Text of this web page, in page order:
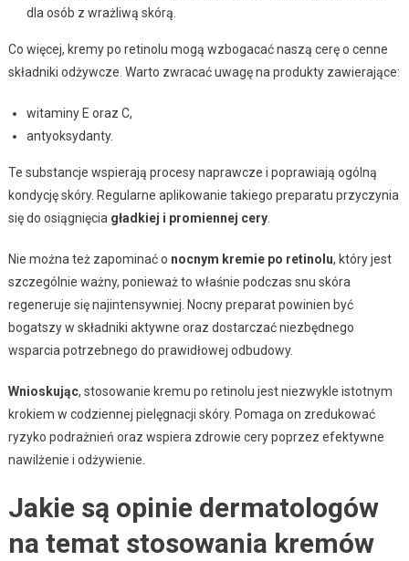
dla osób z wrażliwą skórą.
Co więcej, kremy po retinolu mogą wzbogacać naszą cerę o cenne
składniki odżywcze. Warto zwracać uwagę na produkty zawierające:
witaminy E oraz C,
antyoksydanty.
Te substancje wspierają procesy naprawcze i poprawiają ogólną
kondycję skóry. Regularne aplikowanie takiego preparatu przyczynia
się do osiągnięcia gładkiej i promiennej cery.
Nie można też zapominać o nocnym kremie po retinolu, który jest
szczególnie ważny, ponieważ to właśnie podczas snu skóra
regeneruje się najintensywniej. Nocny preparat powinien być
bogatszy w składniki aktywne oraz dostarczać niezbędnego
wsparcia potrzebnego do prawidłowej odbudowy.
Wnioskując, stosowanie kremu po retinolu jest niezwykle istotnym
krokiem w codziennej pielęgnacji skóry. Pomaga on zredukować
ryzyko podrażnień oraz wspiera zdrowie cery poprzez efektywne
nawilżenie i odżywienie.
Jakie są opinie dermatologów
na temat stosowania kremów